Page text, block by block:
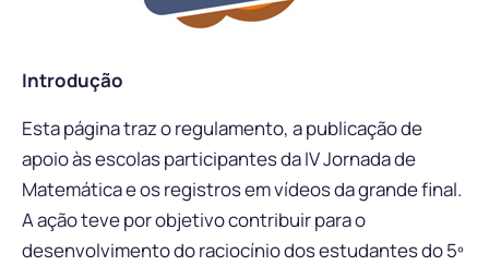
Introdução
Esta página traz o regulamento, a publicação de
apoio às escolas participantes da IV Jornada de
Matemática e os registros em vídeos da grande final.
A ação teve por objetivo contribuir para o
desenvolvimento do raciocínio dos estudantes do 5º